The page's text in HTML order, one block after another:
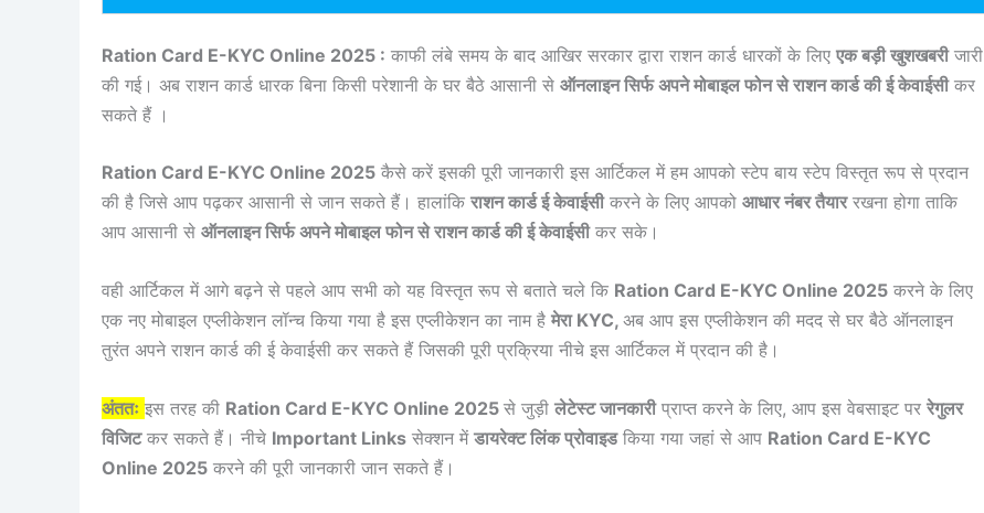
Ration Card E-KYC Online 2025 : काफी लंबे समय के बाद आखिर सरकार द्वारा राशन कार्ड धारकों के लिए एक बड़ी खुशखबरीजारी
की गई। अब राशन कार्ड धारक बिना किसी परेशानी के घर बैठे आसानी से ऑनलाइन सिर्फ अपने मोबाइल फोन से राशन कार्ड की ई केवाईसीकर
सकते हैं ।
Ration Card E-KYC Online 2025 कैसे करें इसकी पूरी जानकारी इस आर्टिकल में हम आपको स्टेप बाय स्टेप विस्तृत रूप से प्रदान
की है जिसे आप पढ़कर आसानी से जान सकते हैं। हालांकि राशन कार्ड ई केवाईसीकरने के लिए आपको आधार नंबर तैयाररखना होगा ताकि
आप आसानी से ऑनलाइन सिर्फ अपने मोबाइल फोन से राशन कार्ड की ई केवाईसीकर सके।
वही आर्टिकल में आगे बढ़ने से पहले आप सभी को यह विस्तृत रूप से बताते चले कि Ration Card E-KYC Online 2025 करने के लिए
एक नए मोबाइल एप्लीकेशन लॉन्च किया गया है इस एप्लीकेशन का नाम है मेरा KYC, अब आप इस एप्लीकेशन की मदद से घर बैठे ऑनलाइन
तुरंत अपने राशन कार्ड की ई केवाईसी कर सकते हैं जिसकी पूरी प्रक्रिया नीचे इस आर्टिकल में प्रदान की है।
अंततः इस तरह की Ration Card E-KYC Online 2025 से जुड़ी लेटेस्ट जानकारीप्राप्त करने के लिए, आप इस वेबसाइट पर रेगुलर
विजिटकर सकते हैं। नीचे Important Links सेक्शन में डायरेक्ट लिंक प्रोवाइडकिया गया जहां से आप Ration Card E-KYC
Online 2025 करने की पूरी जानकारी जान सकते हैं।